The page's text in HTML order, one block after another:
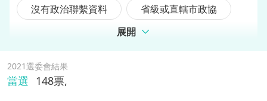
沒有政治聯繫資料
省級或直轄市政協
展開
2021選委會結果
當選 148票,